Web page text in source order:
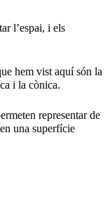
l’espai, i els
hem vist aquí són la
i la cònica.
representar de
una superfície